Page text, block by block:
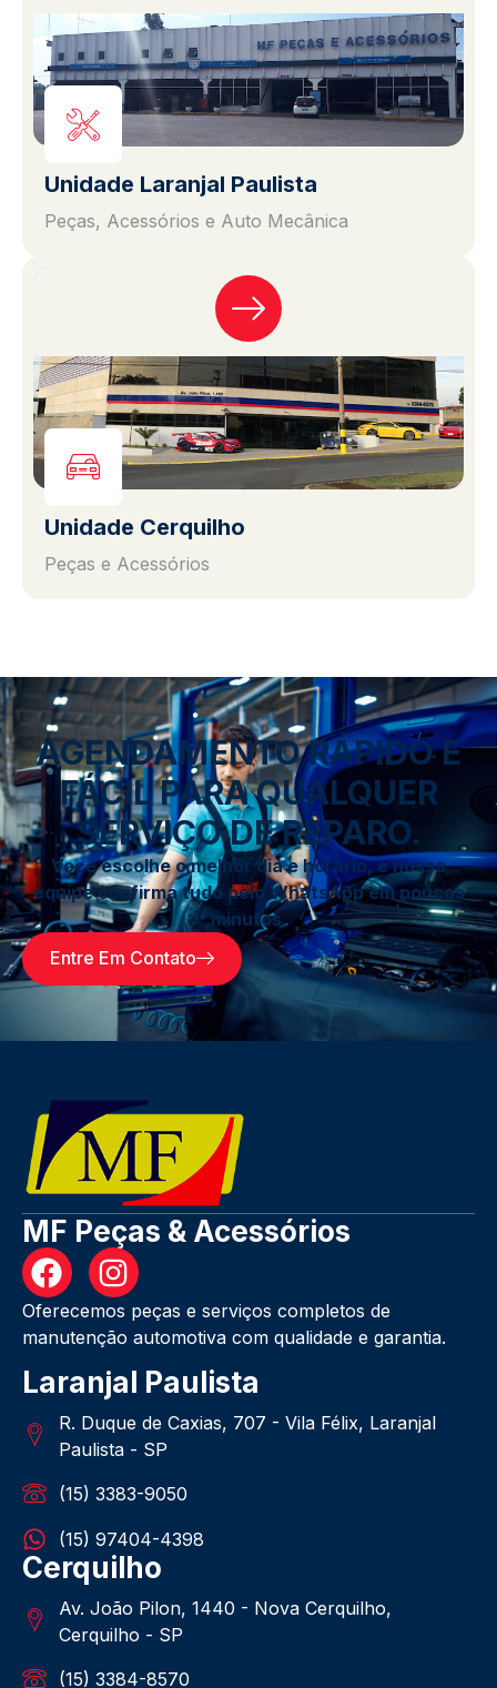
Unidade Laranjal Paulista
Peças, Acessórios e Auto Mecânica
Unidade Cerquilho
Peças e Acessórios
AGENDAMENTO RÁPIDO E
FÁCIL PARA QUALQUER
SERVIÇO DE REPARO.
Você escolhe o melhor dia e horário, e nossa
equipe confirma tudo pelo WhatsApp em poucos
minutos.
Entre Em Contato
MF Peças & Acessórios
Oferecemos peças e serviços completos de
manutenção automotiva com qualidade e garantia.
Laranjal Paulista
R. Duque de Caxias, 707 - Vila Félix, Laranjal
Paulista - SP
(15) 3383-9050
(15) 97404-4398
Cerquilho
Av. João Pilon, 1440 - Nova Cerquilho,
Cerquilho - SP
(15) 3384-8570